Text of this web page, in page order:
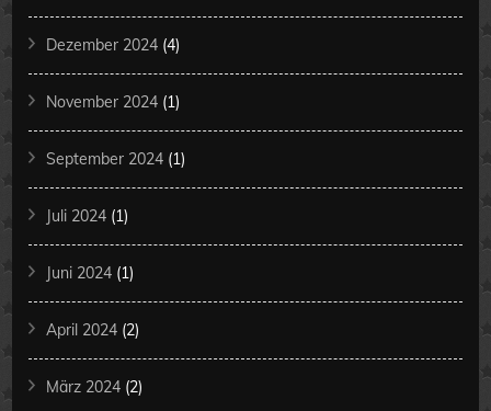
Dezember 2024 (4)
November 2024 (1)
September 2024 (1)
Juli 2024 (1)
Juni 2024 (1)
April 2024 (2)
März 2024 (2)